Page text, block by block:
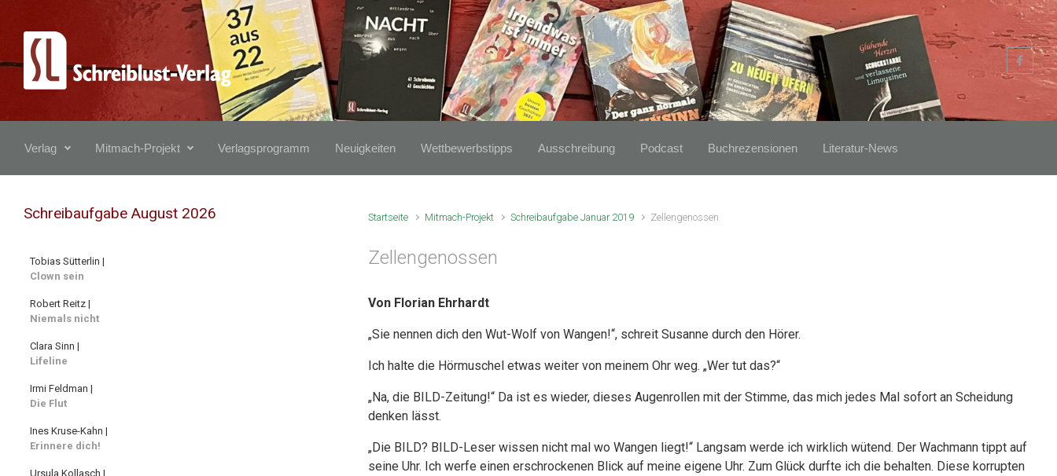
Zum Hauptinhalt springen
Verlag Mitmach-Projekt Verlagsprogramm Neuigkeiten Wettbewerbstipps Ausschreibung Podcast Buchrezensionen Literatur-News
Startseite Mitmach-Projekt Schreibaufgabe Januar 2019 Zellengenossen
Zellengenossen
Von Florian Ehrhardt
„Sie nennen dich den Wut-Wolf von Wangen!“, schreit Susanne durch den Hörer.
Ich halte die Hörmuschel etwas weiter von meinem Ohr weg. „Wer tut das?“
„Na, die BILD-Zeitung!“ Da ist es wieder, dieses Augenrollen mit der Stimme, das mich jedes Mal sofort an Scheidung
denken lässt.
„Die BILD? BILD-Leser wissen nicht mal wo Wangen liegt!“ Langsam werde ich wirklich wütend. Der Wachmann tippt auf
seine Uhr. Ich werfe einen erschrockenen Blick auf meine eigene Uhr. Zum Glück durfte ich die behalten. Diese korrupten
Schreibaufgabe August 2026
Tobias Sütterlin |
Clown sein
Robert Reitz |
Niemals nicht
Clara Sinn |
Lifeline
Irmi Feldman |
Die Flut
Ines Kruse-Kahn |
Erinnere dich!
Ursula Kollasch |